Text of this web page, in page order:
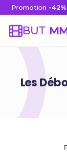
Promotion -42%
BUT
Les